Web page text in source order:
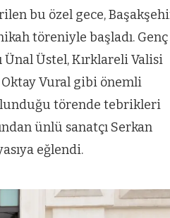
bu özel gece,
töreniyle başladı. Genç
Üstel, Kırklareli Valisi
Vural gibi önemli
törende tebrikleri
ünlü sanatçı Serkan
eğlendi.